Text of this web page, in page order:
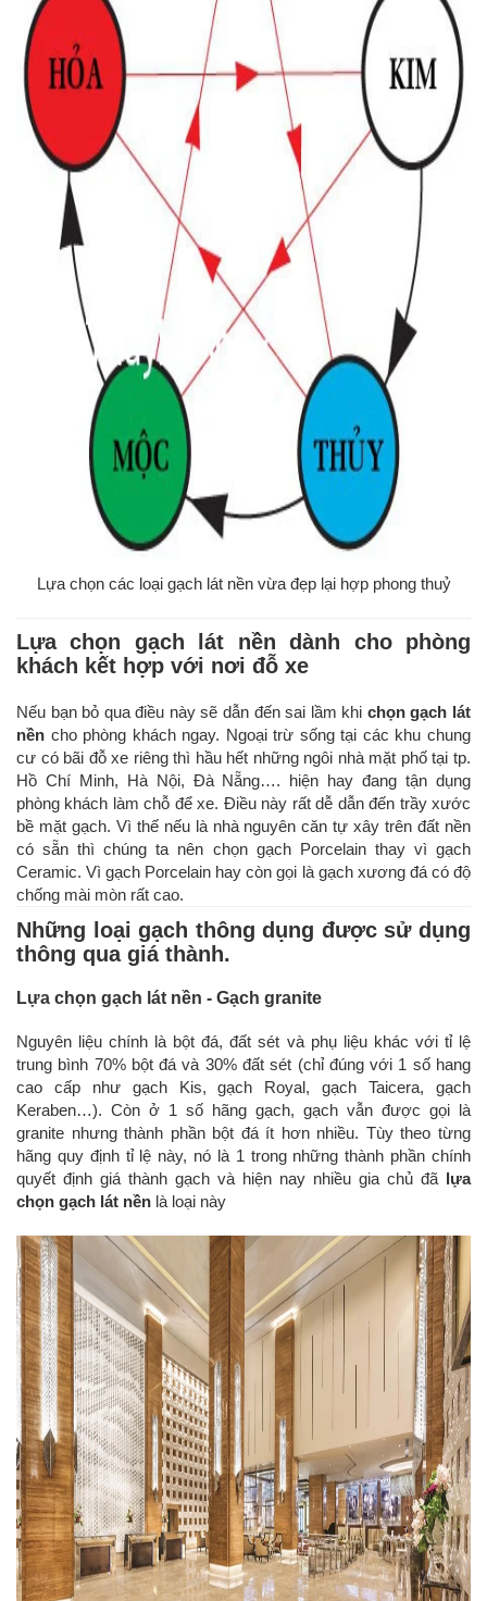
Lựa chọn các loại gạch lát nền vừa đẹp lại hợp phong thuỷ
Lựa chọn gạch lát nền dành cho phòng
khách kết hợp với nơi đỗ xe
Nếu bạn bỏ qua điều này sẽ dẫn đến sai lầm khi chọn gạch lát
nền cho phòng khách ngay. Ngoại trừ sống tại các khu chung
cư có bãi đỗ xe riêng thì hầu hết những ngôi nhà mặt phố tại tp.
Hồ Chí Minh, Hà Nội, Đà Nẵng…. hiện hay đang tận dụng
phòng khách làm chỗ để xe. Điều này rất dễ dẫn đến trầy xước
bề mặt gạch. Vì thế nếu là nhà nguyên căn tự xây trên đất nền
có sẵn thì chúng ta nên chọn gạch Porcelain thay vì gạch
Ceramic. Vì gạch Porcelain hay còn gọi là gạch xương đá có độ
chống mài mòn rất cao.
Những loại gạch thông dụng được sử dụng
thông qua giá thành.
Lựa chọn gạch lát nền - Gạch granite
Nguyên liệu chính là bột đá, đất sét và phụ liệu khác với tỉ lệ
trung bình 70% bột đá và 30% đất sét (chỉ đúng với 1 số hang
cao cấp như gạch Kis, gạch Royal, gạch Taicera, gạch
Keraben…). Còn ở 1 số hãng gạch, gạch vẫn được gọi là
granite nhưng thành phần bột đá ít hơn nhiều. Tùy theo từng
hãng quy định tỉ lệ này, nó là 1 trong những thành phần chính
quyết định giá thành gạch và hiện nay nhiều gia chủ đã lựa
chọn gạch lát nền là loại này